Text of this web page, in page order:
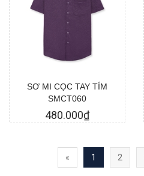
Chọn hàng
SƠ MI CỌC TAY TÍM
SMCT060
480.000₫
« 1 2